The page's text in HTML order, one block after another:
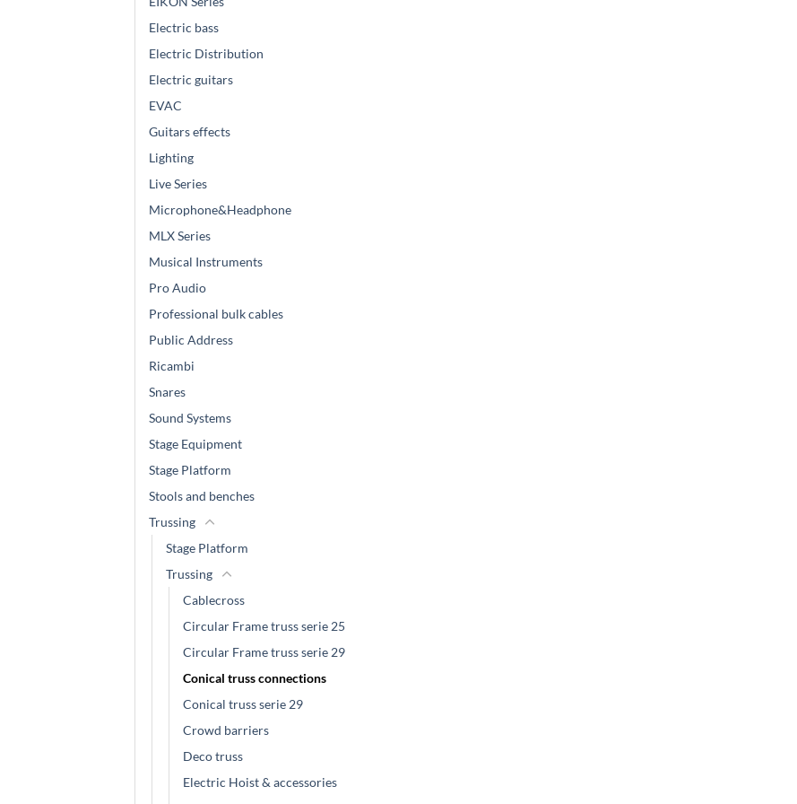
Electric bass
Electric Distribution
Electric guitars
EVAC
Guitars effects
Lighting
Live Series
Microphone&Headphone
MLX Series
Musical Instruments
Pro Audio
Professional bulk cables
Public Address
Ricambi
Snares
Sound Systems
Stage Equipment
Stage Platform
Stools and benches
Trussing
Stage Platform
Trussing
Cablecross
Circular Frame truss serie 25
Circular Frame truss serie 29
Conical truss connections
Conical truss serie 29
Crowd barriers
Deco truss
Electric Hoist & accessories